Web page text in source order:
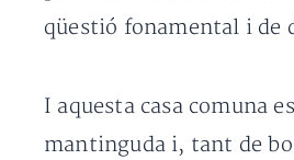
qüestió fonamental i de
I aquesta casa comuna
mantinguda i, tant de